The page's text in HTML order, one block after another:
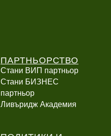
ПАРТНЬОРСТВО
Стани ВИП партньор
Стани БИЗНЕС
партньор
Ливъридж Академия